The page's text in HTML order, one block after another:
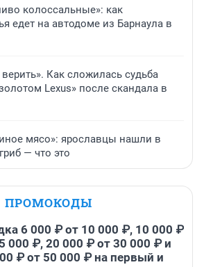
колоссальные»: как
едет на автодоме из Барнаула в
верить». Как сложилась судьба
Lexus» после скандала в
мясо»: ярославцы нашли в
— что это
ПРОМОКОДЫ
6 000 ₽ от 10 000 ₽, 10 000 ₽
000 ₽, 20 000 ₽ от 30 000 ₽ и
₽ от 50 000 ₽ на первый и